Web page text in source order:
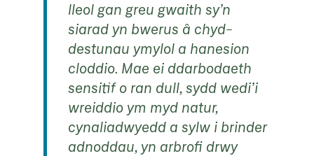
lleol gan greu gwaith sy’n
siarad yn bwerus â chyd-
destunau ymylol a hanesion
cloddio. Mae ei ddarbodaeth
sensitif o ran dull, sydd wedi’i
wreiddio ym myd natur,
cynaliadwyedd a sylw i brinder
adnoddau, yn arbrofi drwy